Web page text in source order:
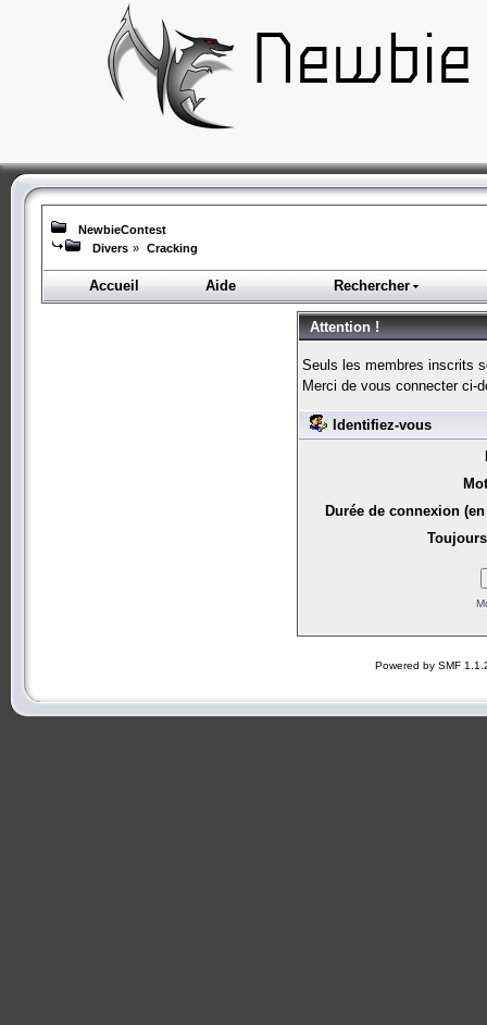
NewbieContest
Divers » Cracking
Accueil Aide Rechercher
Attention !
Seuls les membres inscrits
Merci de vous connecter ci-
Identifiez-vous
Durée de connexion
Powered by SMF